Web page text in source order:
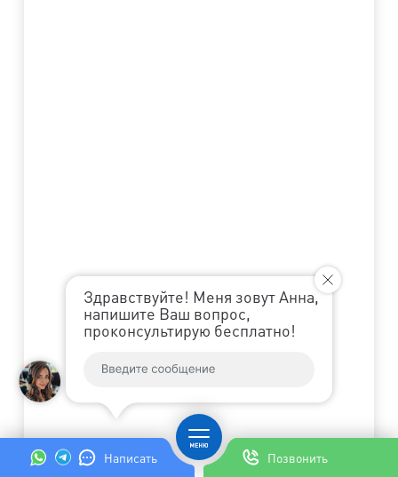
Написать Позвонить
Здравствуйте! Меня зовут Анна,
напишите Ваш вопрос,
проконсультирую бесплатно!